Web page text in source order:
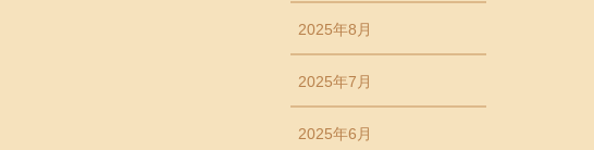
2025年8月
2025年7月
2025年6月